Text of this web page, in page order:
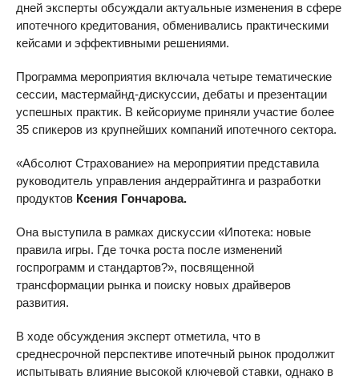
дней эксперты обсуждали актуальные изменения в сфере
ипотечного кредитования, обменивались практическими
кейсами и эффективными решениями.
Программа мероприятия включала четыре тематические
сессии, мастермайнд-дискуссии, дебаты и презентации
успешных практик. В кейсориуме приняли участие более
35 спикеров из крупнейших компаний ипотечного сектора.
«Абсолют Страхование» на мероприятии представила
руководитель управления андеррайтинга и разработки
продуктов Ксения Гончарова.
Она выступила в рамках дискуссии «Ипотека: новые
правила игры. Где точка роста после изменений
госпрограмм и стандартов?», посвященной
трансформации рынка и поиску новых драйверов
развития.
В ходе обсуждения эксперт отметила, что в
среднесрочной перспективе ипотечный рынок продолжит
испытывать влияние высокой ключевой ставки, однако в